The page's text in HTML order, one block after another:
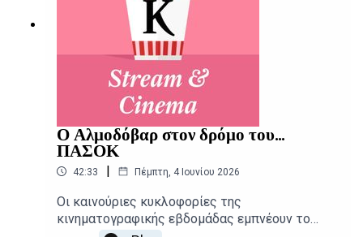
Ο Αλμοδόβαρ στον δρόμο του...
ΠΑΣΟΚ
42:33 | Πέμπτη, 4 Ιουνίου 2026
Οι καινούριες κυκλοφορίες της
κινηματογραφικής εβδομάδας εμπνέουν το